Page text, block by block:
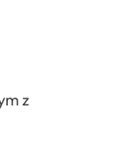
z